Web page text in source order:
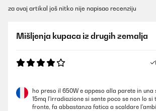
za ovaj artikal još nitko nije napisao recenziju
Mišljenja kupaca iz drugih zemalja
ho preso il 650W e appeso alla parete in
15mq l'irradiazione si sente poco se non lo si
fronte, fa abbastanza fatica a scaldare